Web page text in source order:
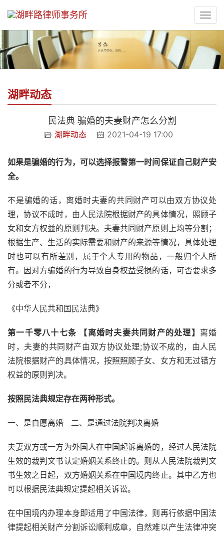
湖畔动态
民法典 骗婚的夫妻财产怎么分割
湖畔动态 2021-04-19 17:00
如果是骗婚的行为，可以选择报警第一时间保证自己财产安
全。
不是骗婚的话，离婚时夫妻的共同财产可以由双方协议处
理，协议不成时，由人民法院根据财产的具体情况，照顾子
女和女方权益的原则判决。夫妻共同财产原则上均等分割；
根据生产、生活的实际需要和财产的来源等情况，具体处理
时也可以有所差别，属于个人专用的物品，一般归个人所
有。因对方骗婚的行为导致自身权益受损的话，可否要求多
分或者不分，
《中华人民共和国民法典》
第一千零八十七条 【离婚时夫妻共同财产的处理】 离婚
时，夫妻的共同财产由双方协议处理;协议不成的，由人民
法院根据财产的具体情况，按照照顾子女、女方和无过错方
权益的原则判决。
按照民法典规定存在两种形式。
一、是自愿离婚   二、是通过法院判决离婚
夫妻双方或一方为外国人在中国起诉离婚的，经过人民法院
生效的裁判文书认定婚姻关系终止的。则从人民法院裁判文
书生效之日起，双方婚姻关系在中国境内终止。其中乙方也
可以根据民法典规定提起相关诉讼。
在中国境内办理本身即适用了中国法律，则再行依据中国法
律提起相关财产分割诉讼顺利成章，自然难以产生法律冲突